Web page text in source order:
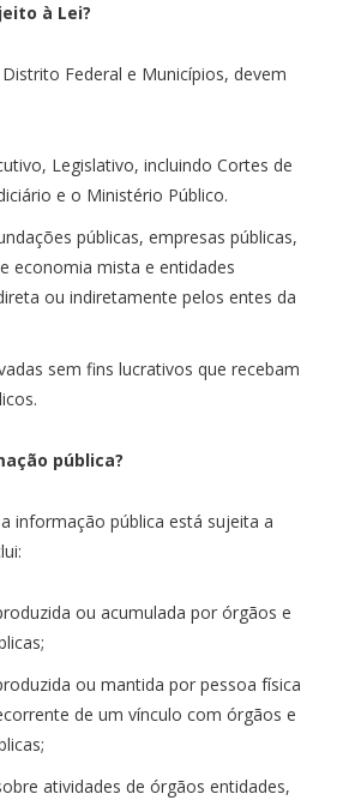
à Lei?
Federal e Municípios, devem
Legislativo, incluindo Cortes de
e o Ministério Público.
públicas, empresas públicas,
economia mista e entidades
ou indiretamente pelos entes da
sem fins lucrativos que recebam
pública?
informação pública está sujeita a
ou acumulada por órgãos e
ou mantida por pessoa física
de um vínculo com órgãos e
atividades de órgãos entidades,